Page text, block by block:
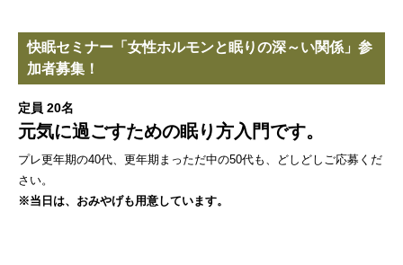
快眠セミナー「女性ホルモンと眠りの深～い関係」参
加者募集！
定員 20名
元気に過ごすための眠り方入門です。
プレ更年期の40代、更年期まっただ中の50代も、どしどしご応募くだ
さい。
※当日は、おみやげも用意しています。